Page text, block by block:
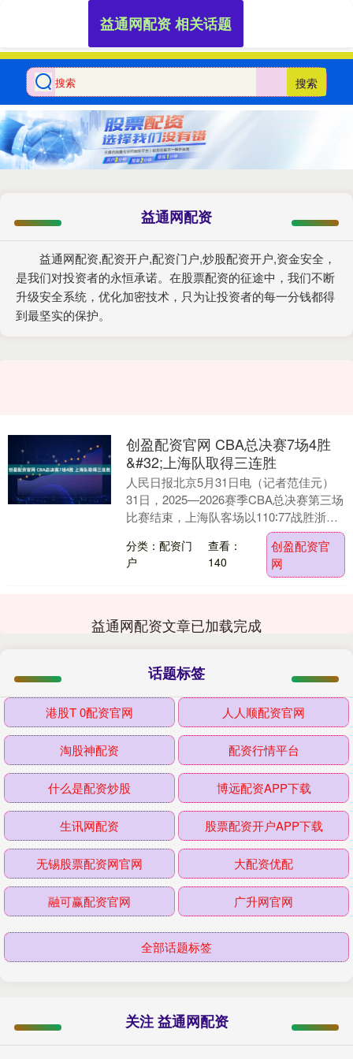
搜索
益通网配资
益通网配资,配资开户,配资门户,炒股配资开户,资金安全，
是我们对投资者的永恒承诺。在股票配资的征途中，我们不断
升级安全系统，优化加密技术，只为让投资者的每一分钱都得
到最坚实的保护。
益通网配资 相关话题
创盈配资官网 CBA总决赛7场4胜
&#32;上海队取得三连胜
人民日报北京5月31日电（记者范佳元）
31日，2025—2026赛季CBA总决赛第三场
比赛结束，上海队客场以110∶77战胜浙江
广厦队，将系列赛领先优势扩大至3....
分类：配资门
户
查看：
140
创盈配资官
网
益通网配资文章已加载完成
话题标签
港股T 0配资官网 人人顺配资官网
淘股神配资 配资行情平台
什么是配资炒股 博远配资APP下载
生讯网配资 股票配资开户APP下载
无锡股票配资网官网 大配资优配
融可赢配资官网 广升网官网
全部话题标签
关注 益通网配资